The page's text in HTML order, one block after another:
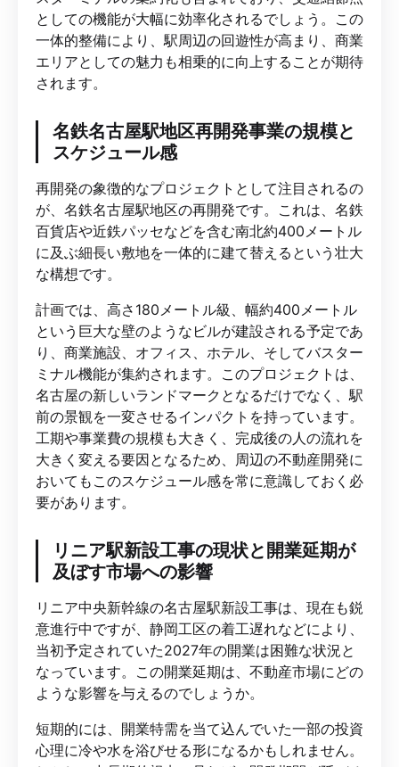
としての機能が大幅に効率化されるでしょう。この
一体的整備により、駅周辺の回遊性が高まり、商業
エリアとしての魅力も相乗的に向上することが期待
されます。
名鉄名古屋駅地区再開発事業の規模と
スケジュール感
再開発の象徴的なプロジェクトとして注目されるの
が、名鉄名古屋駅地区の再開発です。これは、名鉄
百貨店や近鉄パッセなどを含む南北約400メートル
に及ぶ細長い敷地を一体的に建て替えるという壮大
な構想です。
計画では、高さ180メートル級、幅約400メートル
という巨大な壁のようなビルが建設される予定であ
り、商業施設、オフィス、ホテル、そしてバスター
ミナル機能が集約されます。このプロジェクトは、
名古屋の新しいランドマークとなるだけでなく、駅
前の景観を一変させるインパクトを持っています。
工期や事業費の規模も大きく、完成後の人の流れを
大きく変える要因となるため、周辺の不動産開発に
おいてもこのスケジュール感を常に意識しておく必
要があります。
リニア駅新設工事の現状と開業延期が
及ぼす市場への影響
リニア中央新幹線の名古屋駅新設工事は、現在も鋭
意進行中ですが、静岡工区の着工遅れなどにより、
当初予定されていた2027年の開業は困難な状況と
なっています。この開業延期は、不動産市場にどの
ような影響を与えるのでしょうか。
短期的には、開業特需を当て込んでいた一部の投資
心理に冷や水を浴びせる形になるかもしれません。